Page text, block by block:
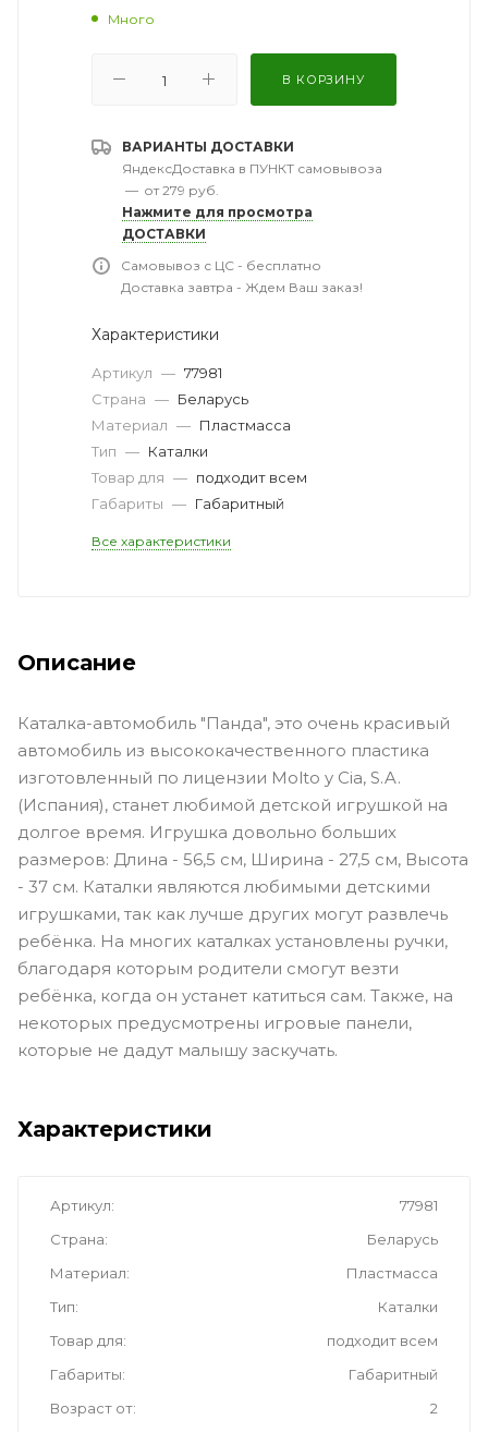
Много
В КОРЗИНУ
ВАРИАНТЫ ДОСТАВКИ
ЯндексДоставка в ПУНКТ самовывоза
— от 279 руб.
Нажмите для просмотра
ДОСТАВКИ
Самовывоз с ЦС - бесплатно
Доставка завтра - Ждем Ваш заказ!
Характеристики
Артикул — 77981
Страна — Беларусь
Материал — Пластмасса
Тип — Каталки
Товар для — подходит всем
Габариты — Габаритный
Все характеристики
Описание
Каталка-автомобиль "Панда", это очень красивый
автомобиль из высококачественного пластика
изготовленный по лицензии Molto y Cia, S.A.
(Испания), станет любимой детской игрушкой на
долгое время. Игрушка довольно больших
размеров: Длина - 56,5 см, Ширина - 27,5 см, Высота
- 37 см. Каталки являются любимыми детскими
игрушками, так как лучше других могут развлечь
ребёнка. На многих каталках установлены ручки,
благодаря которым родители смогут везти
ребёнка, когда он устанет катиться сам. Также, на
некоторых предусмотрены игровые панели,
которые не дадут малышу заскучать.
Характеристики
Артикул
77981
Страна
Беларусь
Материал
Пластмасса
Тип
Каталки
Товар для
подходит всем
Габариты
Габаритный
Возраст от
2